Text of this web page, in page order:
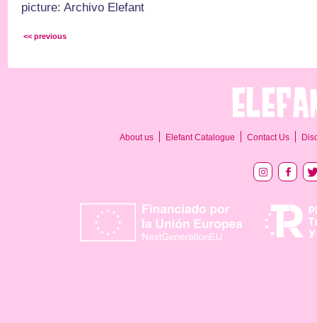
picture: Archivo Elefant
<< previous
About us Elefant Catalogue Contact Us